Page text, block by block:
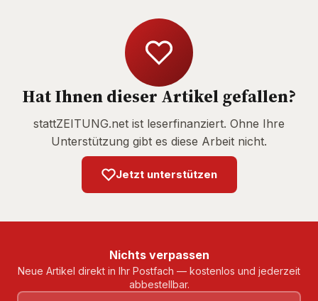
Hat Ihnen dieser Artikel gefallen?
stattZEITUNG.net ist leserfinanziert. Ohne Ihre
Unterstützung gibt es diese Arbeit nicht.
Jetzt unterstützen
Nichts verpassen
Neue Artikel direkt in Ihr Postfach — kostenlos und jederzeit
abbestellbar.